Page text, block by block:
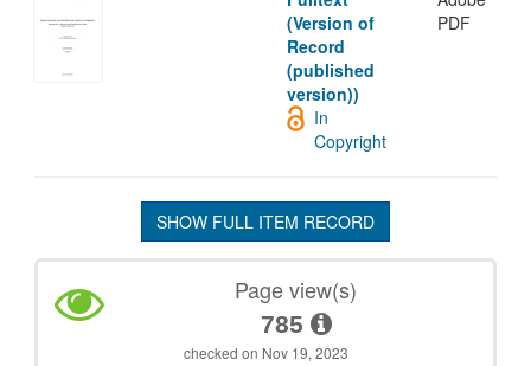
(Version of
Record
(published
version))
PDF
In
Copyright
SHOW FULL ITEM RECORD
Page view(s)
785
checked on Nov 19, 2023